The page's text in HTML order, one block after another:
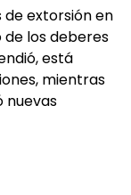
de extorsión en
los deberes
está
mientras
nuevas